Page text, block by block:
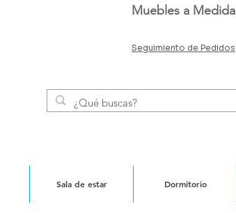
Muebles a Medida
Seguimiento de Pedidos
Sala de estar Dormitorio